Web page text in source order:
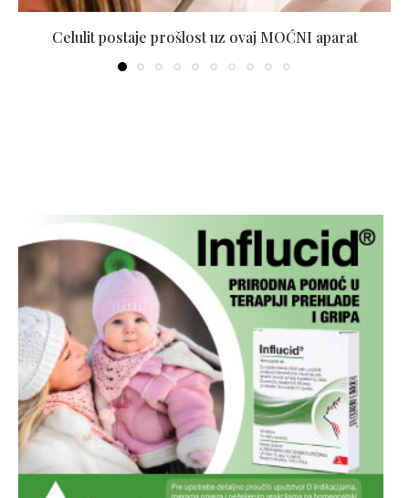
Celulit postaje prošlost uz ovaj MOĆNI aparat